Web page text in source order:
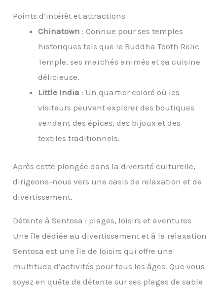
Points d’intérêt et attractions
Chinatown : Connue pour ses temples
historiques tels que le Buddha Tooth Relic
Temple, ses marchés animés et sa cuisine
délicieuse.
Little India : Un quartier coloré où les
visiteurs peuvent explorer des boutiques
vendant des épices, des bijoux et des
textiles traditionnels.
Après cette plongée dans la diversité culturelle,
dirigeons-nous vers une oasis de relaxation et de
divertissement.
Détente à Sentosa : plages, loisirs et aventures
Une île dédiée au divertissement et à la relaxation
Sentosa est une île de loisirs qui offre une
multitude d’activités pour tous les âges. Que vous
soyez en quête de détente sur ses plages de sable